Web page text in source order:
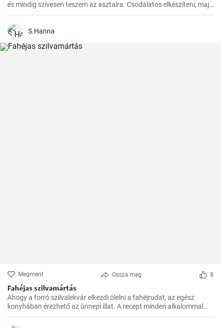
és mindig szívesen teszem az asztalra. Csodálatos elkészíteni, majd
a kívánt időben a sütőben megsütni. A paradicsomszósz
hússal töltött cannelloni pikáns ízének kombinációja egyszerűen
S.Hanna
Megment Ossza meg 8
Fahéjas szilvamártás
Ahogy a forró szilvalekvár elkezdi ölelni a fahéjrudat, az egész
konyhában érezhető az ünnepi illat. A recept minden alkalommal
sikerül, és nagyon gyorsan elkészül. Családom és barátaim mindig
örömmel fogadják ezt az egzotikus, mégis otthonos ízkompozíciót.